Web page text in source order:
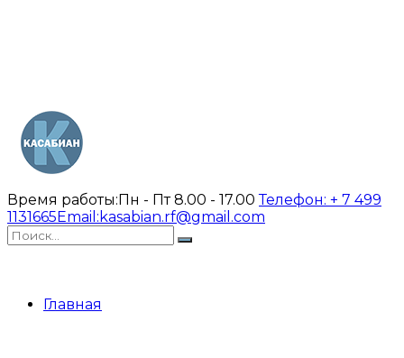
Время работы:Пн - Пт 8.00 - 17.00Телефон: + 7 499
1131665Email: kasabian.rf@gmail.com
Главная